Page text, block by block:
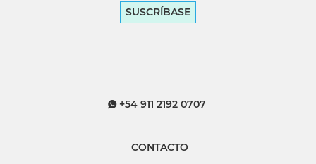
SUSCRÍBASE
+54 911 2192 0707
CONTACTO